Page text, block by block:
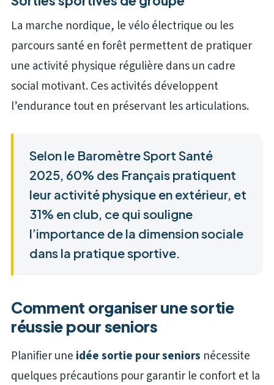
La marche nordique, le vélo électrique ou les
parcours santé en forêt permettent de pratiquer
une activité physique régulière dans un cadre
social motivant. Ces activités développent
l’endurance tout en préservant les articulations.
Selon le Baromètre Sport Santé
2025, 60% des Français pratiquent
leur activité physique en extérieur, et
31% en club, ce qui souligne
l’importance de la dimension sociale
dans la pratique sportive.
Comment organiser une sortie
réussie pour seniors
Planifier une idée sortie pour seniors nécessite
quelques précautions pour garantir le confort et la